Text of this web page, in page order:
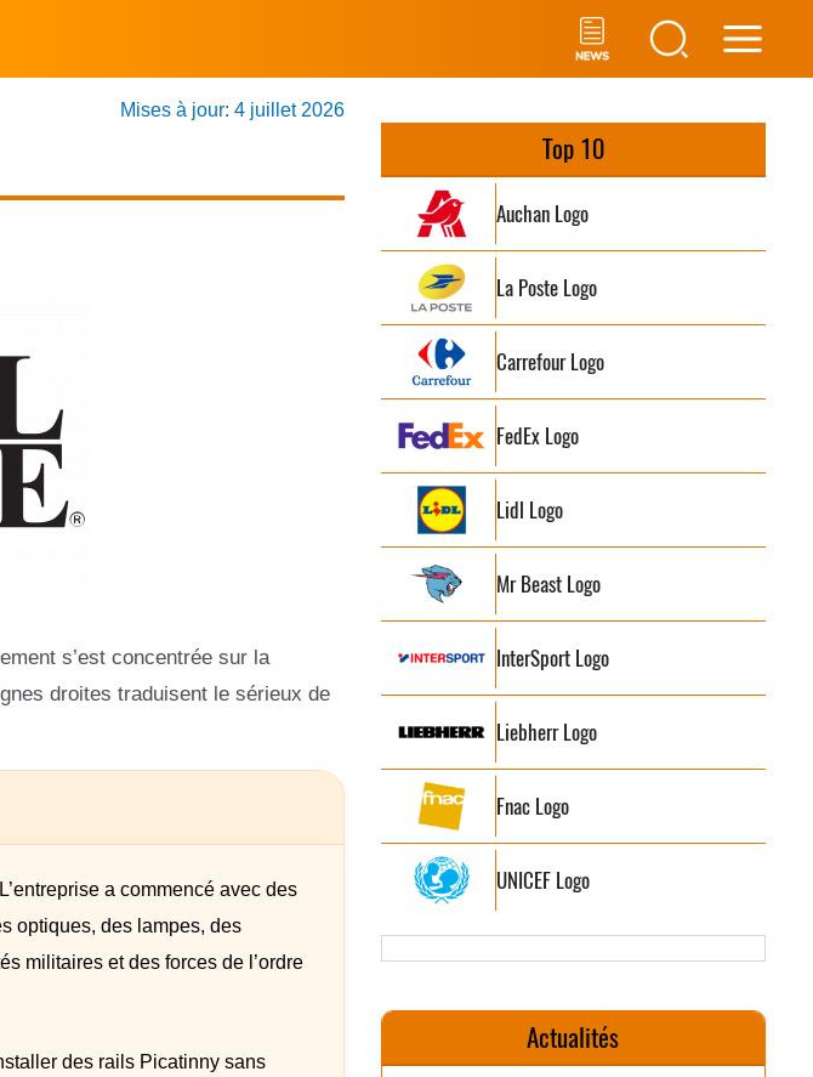
Mises à jour: 4 juillet 2026
s’est concentrée sur la
droites traduisent le sérieux de
a commencé avec des
optiques, des lampes, des
militaires et des forces de l’ordre
des rails Picatinny sans
Top 10
Auchan Logo
La Poste Logo
Carrefour Logo
FedEx Logo
Lidl Logo
Mr Beast Logo
InterSport Logo
Liebherr Logo
Fnac Logo
UNICEF Logo
Actualités